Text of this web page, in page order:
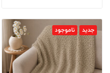
جدید ناموجود